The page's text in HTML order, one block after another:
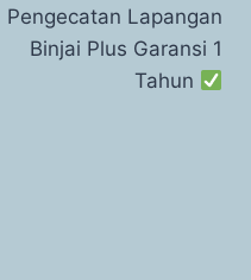
Pengecatan Lapangan
Binjai Plus Garansi 1
Tahun